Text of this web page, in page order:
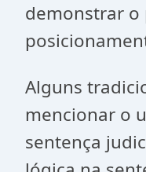
demonstrar o
Alguns
mencionar o
sentença